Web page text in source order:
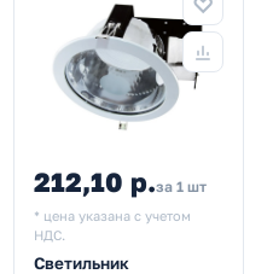
212,10 р.за 1 шт
* цена указана с учетом
НДС.
Светильник